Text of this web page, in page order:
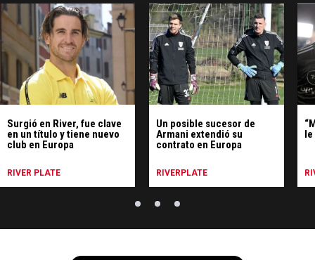
Surgió en River, fue clave
en un título y tiene nuevo
club en Europa
RIVER PLATE
Un posible sucesor de
Armani extendió su
contrato en Europa
RIVERPLATE
le